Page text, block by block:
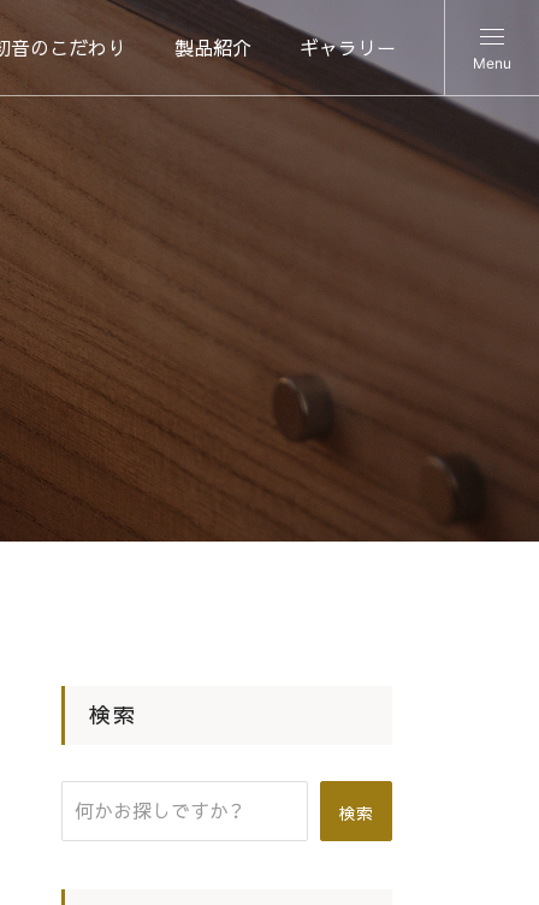
音のこだわり 製品紹介 ギャラリー
Menu
検索
検索